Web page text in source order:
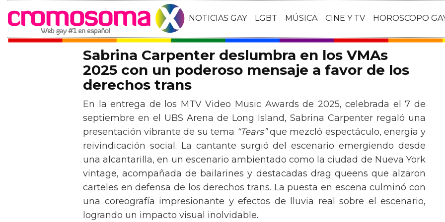
NOTICIAS GAY LGBT MÚSICA CINE Y TV HOROSCOPO
Sabrina Carpenter deslumbra en los VMAs
2025 con un poderoso mensaje a favor de los
derechos trans
En la entrega de los MTV Video Music Awards de 2025, celebrada el 7 de
septiembre en el UBS Arena de Long Island, Sabrina Carpenter regaló una
presentación vibrante de su tema “Tears”que mezcló espectáculo, energía y
reivindicación social. La cantante surgió del escenario emergiendo desde
una alcantarilla, en un escenario ambientado como la ciudad de Nueva York
vintage, acompañada de bailarines y destacadas drag queens que alzaron
carteles en defensa de los derechos trans. La puesta en escena culminó con
una coreografía impresionante y efectos de lluvia real sobre el escenario,
logrando un impacto visual inolvidable.